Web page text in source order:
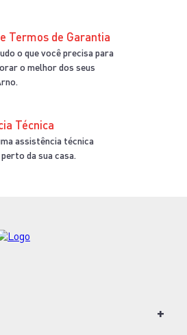
Termos de Garantia
o que você precisa para
o melhor dos seus
Técnica
assistência técnica
da sua casa.
+